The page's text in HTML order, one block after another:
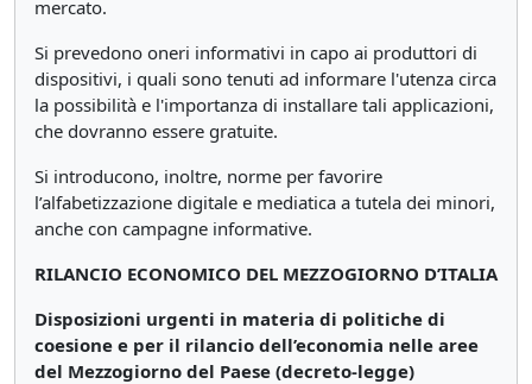
mercato.
Si prevedono oneri informativi in capo ai produttori di
dispositivi, i quali sono tenuti ad informare l'utenza circa
la possibilità e l'importanza di installare tali applicazioni,
che dovranno essere gratuite.
Si introducono, inoltre, norme per favorire
l’alfabetizzazione digitale e mediatica a tutela dei minori,
anche con campagne informative.
RILANCIO ECONOMICO DEL MEZZOGIORNO D’ITALIA
Disposizioni urgenti in materia di politiche di
coesione e per il rilancio dell’economia nelle aree
del Mezzogiorno del Paese (decreto-legge)